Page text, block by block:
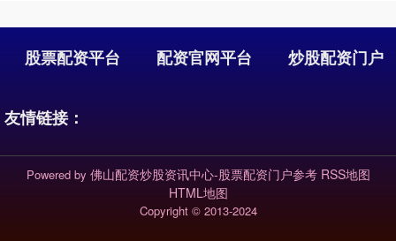
北证50 1133.01 +10.13 +0.90%
股票配资平台 配资官网平台 炒股配资门户
友情链接：
Powered by 佛山配资炒股资讯中心-股票配资门户参考 RSS地图
HTML地图
Copyright © 2013-2024